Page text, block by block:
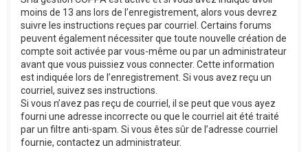
moins de 13 ans lors de l’enregistrement, alors vous devrez
suivre les instructions reçues par courriel. Certains forums
peuvent également nécessiter que toute nouvelle création de
compte soit activée par vous-même ou par un administrateur
avant que vous puissiez vous connecter. Cette information
est indiquée lors de l’enregistrement. Si vous avez reçu un
courriel, suivez ses instructions.
Si vous n’avez pas reçu de courriel, il se peut que vous ayez
fourni une adresse incorrecte ou que le courriel ait été traité
par un filtre anti-spam. Si vous êtes sûr de l’adresse courriel
fournie, contactez un administrateur.